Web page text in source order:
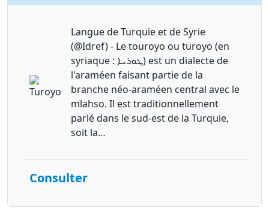
Langue de Turquie et de Syrie
(@Idref) - Le touroyo ou turoyo (en
syriaque : ܛܘܪܝܐ) est un dialecte de
l'araméen faisant partie de la
branche néo-araméen central avec le
mlahso. Il est traditionnellement
parlé dans le sud-est de la Turquie,
soit la…
Consulter